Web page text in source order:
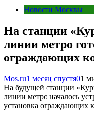
Новости Москвы
На станции
линии метро
ограждающих
Mos.ru1 месяц спустя01
На будущей станции
линии метро началось
установка ограждающих